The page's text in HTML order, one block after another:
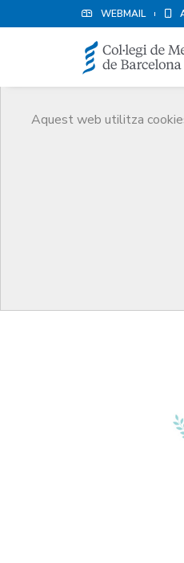
WEBMAIL
Aquest web utilitza